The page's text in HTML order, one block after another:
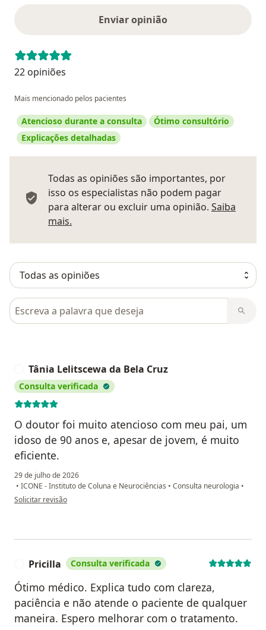
Enviar opinião
22 opiniões
Mais mencionado pelos pacientes
Atencioso durante a consulta
Ótimo consultório
Explicações detalhadas
Todas as opiniões são importantes, por
isso os especialistas não podem pagar
para alterar ou excluir uma opinião. Saiba
mais.
Pesquisar em opiniões
Tânia Lelitscewa da Bela Cruz
Consulta verificada
O doutor foi muito atencioso com meu pai, um
idoso de 90 anos e, apesar de jovem, é muito
eficiente.
29 de julho de 2026
• ICONE - Instituto de Coluna e Neurociências • Consulta neurologia •
na opinião do utilizador Tânia Lelitscewa da Bela Cruz
Solicitar revisão
Pricilla Consulta verificada
Ótimo médico. Explica tudo com clareza,
paciência e não atende o paciente de qualquer
maneira. Espero melhorar com o tratamento.